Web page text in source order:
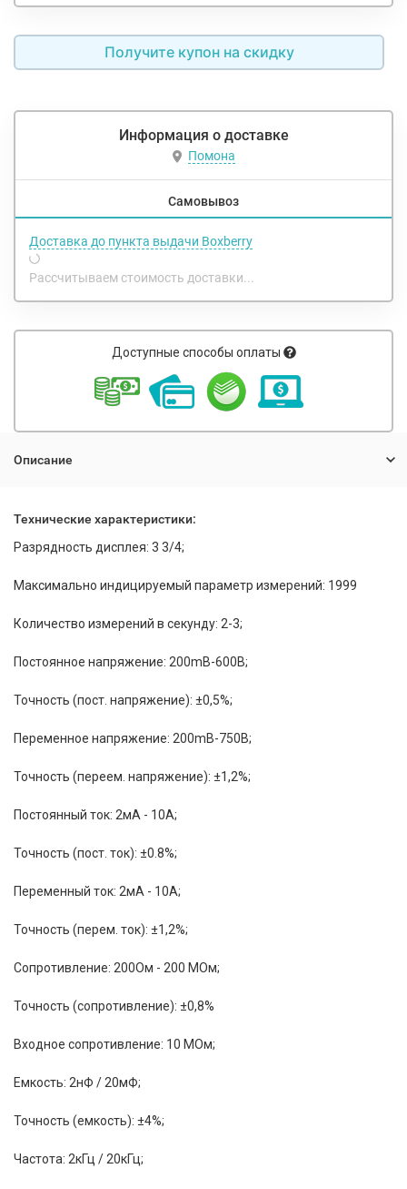
Получите купон на скидку
Информация о доставке
Помона
Самовывоз
Доставка до пункта выдачи Boxberry
Рассчитываем стоимость доставки...
Доступные способы оплаты
Описание
Технические характеристики:
Разрядность дисплея: 3 3/4;
Максимально индицируемый параметр измерений: 1999
Количество измерений в секунду: 2-3;
Постоянное напряжение: 200mB-600В;
Точность (пост. напряжение): ±0,5%;
Переменное напряжение: 200mB-750В;
Точность (переем. напряжение): ±1,2%;
Постоянный ток: 2мА - 10А;
Точность (пост. ток): ±0.8%;
Переменный ток: 2мА - 10А;
Точность (перем. ток): ±1,2%;
Сопротивление: 200Ом - 200 МОм;
Точность (сопротивление): ±0,8%
Входное сопротивление: 10 МОм;
Емкость: 2нФ / 20мФ;
Точность (емкость): ±4%;
Частота: 2кГц / 20кГц;